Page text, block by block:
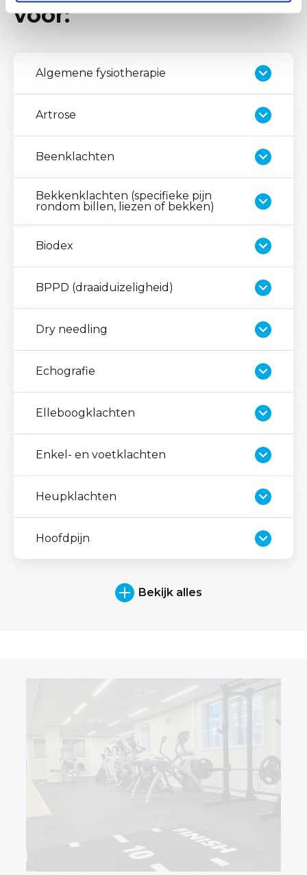
voor:
Algemene fysiotherapie
Artrose
Beenklachten
Bekkenklachten (specifieke pijn
rondom billen, liezen of bekken)
Biodex
BPPD (draaiduizeligheid)
Dry needling
Echografie
Elleboogklachten
Enkel- en voetklachten
Heupklachten
Hoofdpijn
Bekijk alles